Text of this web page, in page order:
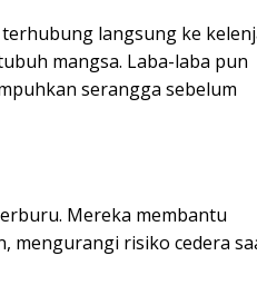
langsung ke
mangsa. Laba-laba pun
serangga sebelum
Mereka membantu
mengurangi risiko cedera